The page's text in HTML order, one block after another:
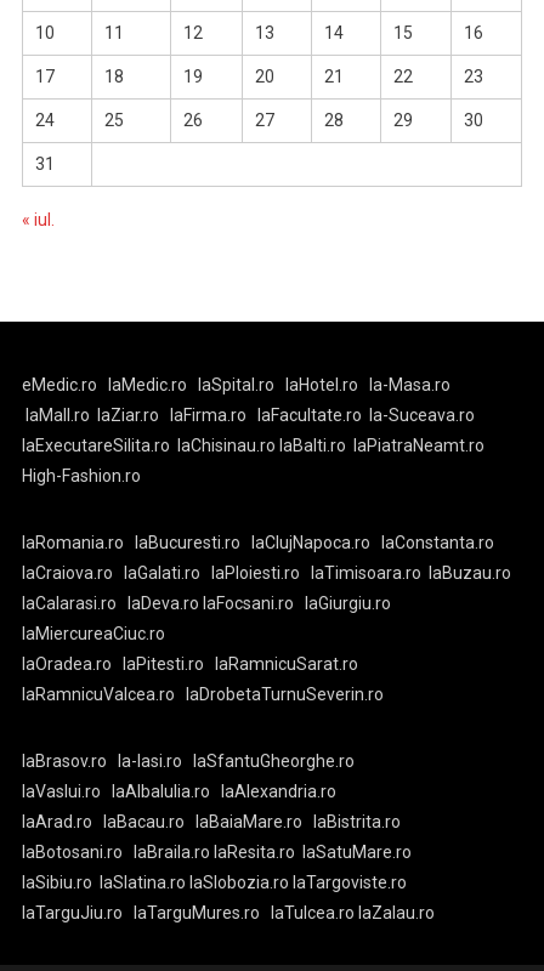
10 11 12 13 14 15 16
17 18 19 20 21 22 23
24 25 26 27 28 29 30
31
« iul.
eMedic.ro laMedic.ro laSpital.ro laHotel.ro
la-Masa.ro
laMall.ro
laZiar.ro laFirma.ro laFacultate.ro
la-Suceava.ro
laExecutareSilita.ro
laChisinau.ro laBalti.ro
laPiatraNeamt.ro
High-Fashion.ro
laRomania.ro laBucuresti.ro laClujNapoca.ro
laConstanta.ro
laCraiova.ro
laGalati.ro laPloiesti.ro laTimisoara.ro
laBuzau.ro
laCalarasi.ro
laDeva.ro laFocsani.ro
laGiurgiu.ro
laMiercureaCiuc.ro
laOradea.ro
laPitesti.ro
laRamnicuSarat.ro
laRamnicuValcea.ro
laDrobetaTurnuSeverin.ro
laBrasov.ro la-Iasi.ro
laSfantuGheorghe.ro
laVaslui.ro
laAlbaIulia.ro
laAlexandria.ro
laArad.ro
laBacau.ro laBaiaMare.ro
laBistrita.ro
laBotosani.ro
laBraila.ro laResita.ro
laSatuMare.ro
laSibiu.ro
laSlatina.ro laSlobozia.ro laTargoviste.ro
laTarguJiu.ro
laTarguMures.ro laTulcea.ro laZalau.ro